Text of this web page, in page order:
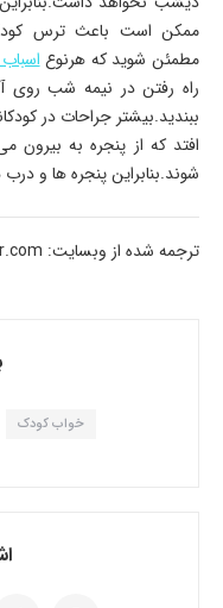
ممکن است باعث ترس
مطمئن شوید که هرنوع
راه رفتن در نیمه شب روی آن
ببندید.بیشتر جراحات در
افتد که از پنجره به بیرون
شوند.بنابراین پنجره ها و درب
ترجمه شده از وبسایت: www.babycenter.com
خواب کودک